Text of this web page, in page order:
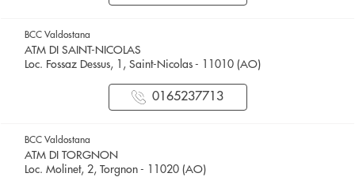
BCC Valdostana
ATM DI SAINT-NICOLAS
Loc. Fossaz Dessus, 1, Saint-Nicolas - 11010 (AO)
0165237713
BCC Valdostana
ATM DI TORGNON
Loc. Molinet, 2, Torgnon - 11020 (AO)